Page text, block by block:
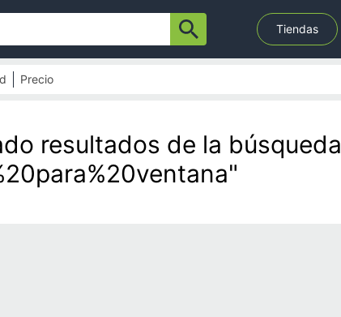
Tiendas
Precio
resultados de la búsqueda